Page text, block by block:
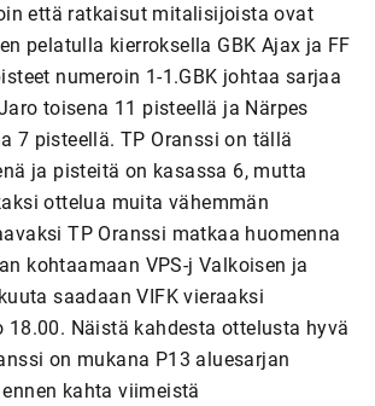
että ratkaisut mitalisijoista ovat
pelatulla kierroksella GBK Ajax ja FF
numeroin 1-1.GBK johtaa sarjaa
toisena 11 pisteellä ja Närpes
7 pisteellä. TP Oranssi on tällä
ja pisteitä on kasassa 6, mutta
ottelua muita vähemmän
TP Oranssi matkaa huomenna
kohtaamaan VPS-j Valkoisen ja
saadaan VIFK vieraaksi
18.00. Näistä kahdesta ottelusta hyvä
on mukana P13 aluesarjan
kahta viimeistä